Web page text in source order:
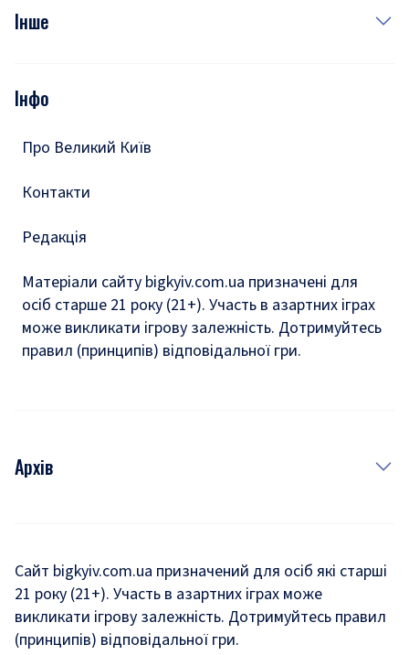
Фото
Подкасти
Інше
Тести
Інфо
Про Великий Київ
Контакти
Редакція
Матеріали сайту bigkyiv.com.ua призначені для
осіб старше 21 року (21+). Участь в азартних іграх
може викликати ігрову залежність. Дотримуйтесь
правил (принципів) відповідальної гри.
Архів
Комуналка
Хроніки війни
Сайт bigkyiv.com.ua призначений для осіб які старші
21 року (21+). Участь в азартних іграх може
викликати ігрову залежність. Дотримуйтесь правил
(принципів) відповідальної гри.